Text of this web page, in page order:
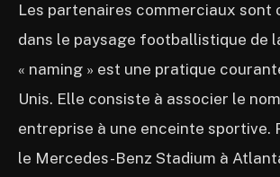
Les partenaires commerciaux sont
dans le paysage footballistique de
« naming » est une pratique
Unis. Elle consiste à associer le nom
entreprise à une enceinte sportive.
le Mercedes-Benz Stadium à